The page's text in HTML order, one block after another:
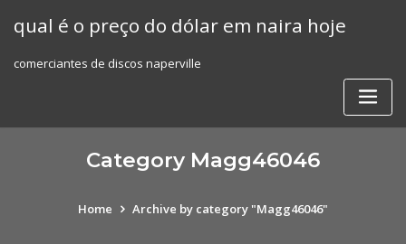
qual é o preço do dólar em naira hoje
comerciantes de discos naperville
Category Magg46046
Home Archive by category "Magg46046"